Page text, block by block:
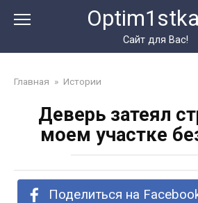
Сайт для Вас!
Главная » Истории
Деверь затеял
моем участке
Поделиться на